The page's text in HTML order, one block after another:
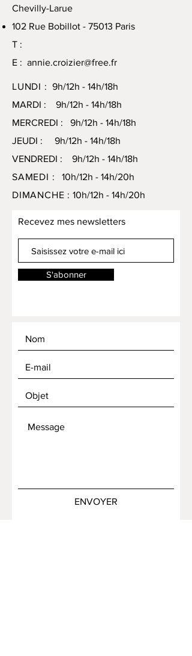
Chevilly-Larue
102 Rue Bobillot - 75013 Paris
T :
E : annie.croizier@free.fr
LUNDI : 9h/12h - 14h/18h
MARDI : 9h/12h - 14h/18h
MERCREDI : 9h/12h - 14h/18h
JEUDI : 9h/12h - 14h/18h
VENDREDI : 9h/12h - 14h/18h
SAMEDI : 10h/12h - 14h/20h
DIMANCHE : 10h/12h - 14h/20h
Recevez mes newsletters
S'abonner
ENVOYER